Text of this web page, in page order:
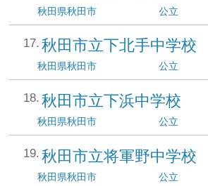
秋田県秋田市 公立
秋田市立下北手中学校
秋田県秋田市 公立
秋田市立下浜中学校
秋田県秋田市 公立
秋田市立将軍野中学校
秋田県秋田市 公立